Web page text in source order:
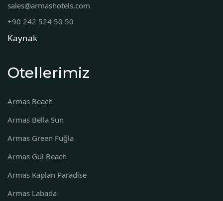
sales@armashotels.com
+90 242 524 50 50
Kaynak
Otellerimiz
Armas Beach
Armas Bella Sun
Armas Green Fuğla
Armas Gül Beach
Armas Kaplan Paradise
Armas Labada